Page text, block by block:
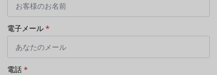
電子メール *
電話 *